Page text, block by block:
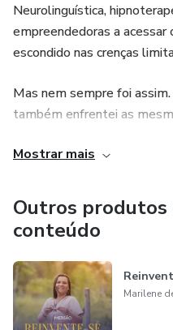
Neurolinguística,
empreendedoras a
escondido nas crenças
Mas nem sempre foi
também enfrentei as
mantinham insegura,
Foi só quando decidi olhar
mentalidade que tudo
Após 28 anos de entrega
maio de 2019 para
Mostrar mais
Outros produtos
conteúdo